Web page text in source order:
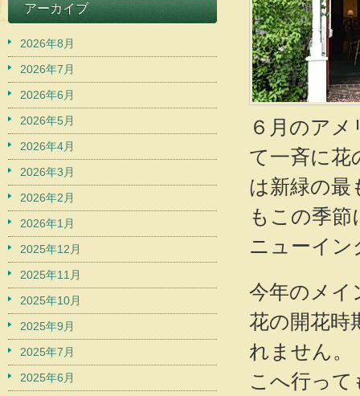
６月のア
て一斉に花
は新緑の
もこの季
ニューイ
今年のメイ
花の開花時
れません
こへ行っ
アーカイブ
2026年8月
2026年7月
2026年6月
2026年5月
2026年4月
2026年3月
2026年2月
2026年1月
2025年12月
2025年11月
2025年10月
2025年9月
2025年7月
2025年6月